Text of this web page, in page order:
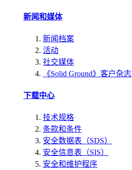
新闻和媒体
新闻档案
活动
社交媒体
《Solid Ground》客户杂志
下载中心
技术规格
条款和条件
安全数据表（SDS）
安全信息表（SIS）
安全和维护程序